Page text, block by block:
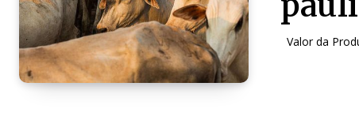
Valor da